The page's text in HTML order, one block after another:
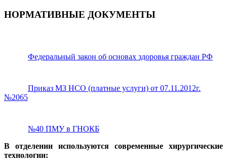
НОРМАТИВНЫЕ ДОКУМЕНТЫ
Федеральный закон об основах здоровья граждан РФ
Приказ МЗ НСО (платные услуги) от 07.11.2012г.
№2065
№40 ПМУ в ГНОКБ
В отделении используются современные хирургические
технологии: